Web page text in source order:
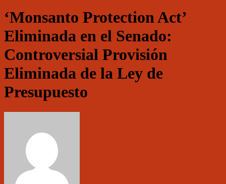
‘Monsanto Protection Act’
Eliminada en el Senado:
Controversial Provisión
Eliminada de la Ley de
Presupuesto